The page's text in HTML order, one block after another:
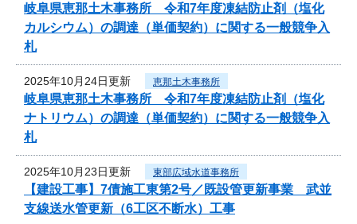
岐阜県恵那土木事務所 令和7年度凍結防止剤（塩化
カルシウム）の調達（単価契約）に関する一般競争入
札
2025年10月24日更新 恵那土木事務所
岐阜県恵那土木事務所 令和7年度凍結防止剤（塩化
ナトリウム）の調達（単価契約）に関する一般競争入
札
2025年10月23日更新 東部広域水道事務所
【建設工事】7債施工東第2号／既設管更新事業 武並
支線送水管更新（6工区不断水）工事